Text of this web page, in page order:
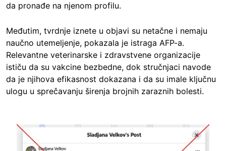
da pronađe na njenom profilu.
Međutim, tvrdnje iznete u objavi su netačne i nemaju
naučno utemeljenje, pokazala je istraga AFP-a.
Relevantne veterinarske i zdravstvene organizacije
ističu da su vakcine bezbedne, dok stručnjaci navode
da je njihova efikasnost dokazana i da su imale ključnu
ulogu u sprečavanju širenja brojnih zaraznih bolesti.
Image